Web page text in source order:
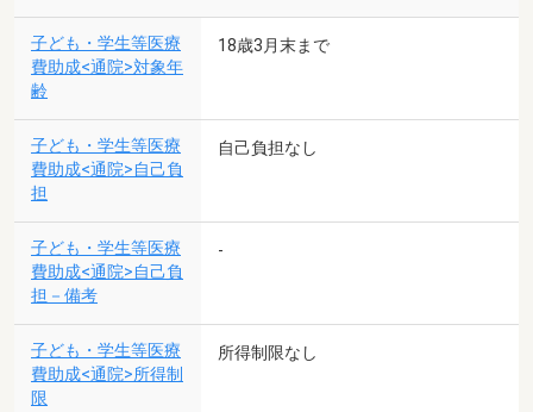
子ども・学生等医療
費助成<通院>対象年
齢
18歳3月末まで
子ども・学生等医療
費助成<通院>自己負
担
自己負担なし
子ども・学生等医療
費助成<通院>自己負
担－備考
-
子ども・学生等医療
費助成<通院>所得制
限
所得制限なし